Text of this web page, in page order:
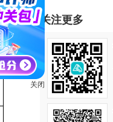
关注更多
关闭